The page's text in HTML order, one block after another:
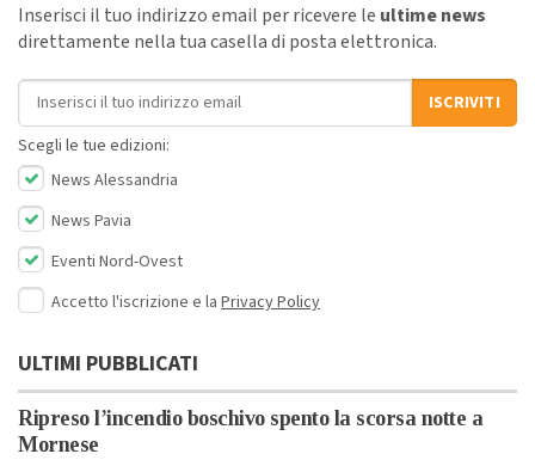
Inserisci il tuo indirizzo email per ricevere le ultime news
direttamente nella tua casella di posta elettronica.
Indirizzo email
ISCRIVITI
Scegli le tue edizioni:
News Alessandria
News Pavia
Eventi Nord-Ovest
Accetto l'iscrizione e la Privacy Policy
ULTIMI PUBBLICATI
Ripreso l’incendio boschivo spento la scorsa notte a
Mornese